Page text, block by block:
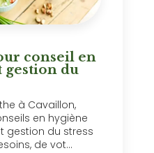
conseil en
du
à Cavaillon,
en hygiène
gestion du stress
de vot...